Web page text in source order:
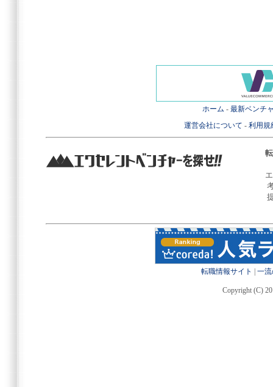
ホーム - 最新ベンチ
運営会社について - 利用規
転職情報サイト 一
Copyright (C)